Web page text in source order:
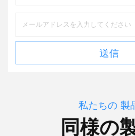
送信
私たちの 製
同様の